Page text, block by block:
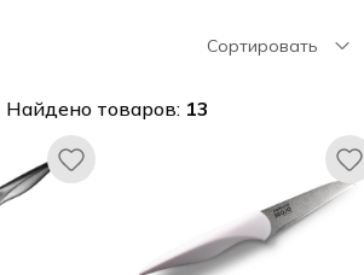
Сортировать
Найдено товаров: 13